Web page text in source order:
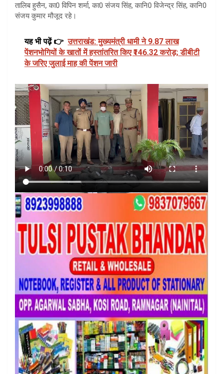
तालिब हुसैन, का0 विपिन शर्मा, का0 संजय सिंह, कानि0 विजेन्द्र सिंह, कानि0
संजय कुमार मौजूद रहे।
यह भी पढ़ें 👉 उत्तराखंड: मुख्यमंत्री धामी ने 9.87 लाख
पेंशनभोगियों के खातों में हस्तांतरित किए ₹146.32 करोड़; डीबीटी
के जरिए जुलाई माह की पेंशन जारी